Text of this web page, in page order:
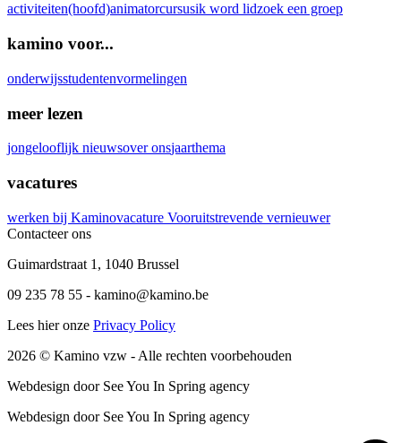
activiteiten(hoofd)animatorcursusik word lidzoek een groep
kamino voor...
onderwijsstudentenvormelingen
meer lezen
jongelooflijk nieuwsover onsjaarthema
vacatures
werken bij Kaminovacature Vooruitstrevende vernieuwer
Contacteer ons
Guimardstraat 1 , 1040 Brussel
09 235 78 55 - kamino@kamino.be
Lees hier onze Privacy Policy
2026 © Kamino vzw - Alle rechten voorbehouden
Webdesign door See You In Spring agency
Webdesign door See You In Spring agency